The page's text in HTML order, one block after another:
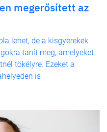
megerősített az
lehet, de a kisgyerekek
tanít meg, amelyeket
tökélyre. Ezeket a
is